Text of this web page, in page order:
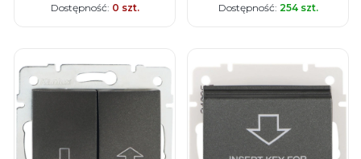
Dostępność: 0 szt. Dostępność: 254 szt.